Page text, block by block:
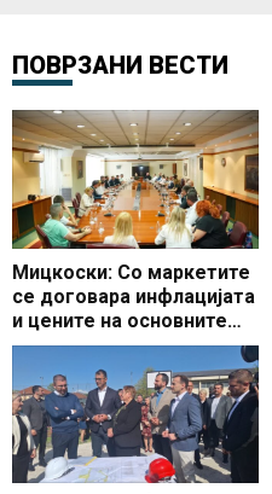
ПОВРЗАНИ ВЕСТИ
Мицкоски: Со маркетите
се договара инфлацијата
и цените на основните
производи да останат
под 3 проценти